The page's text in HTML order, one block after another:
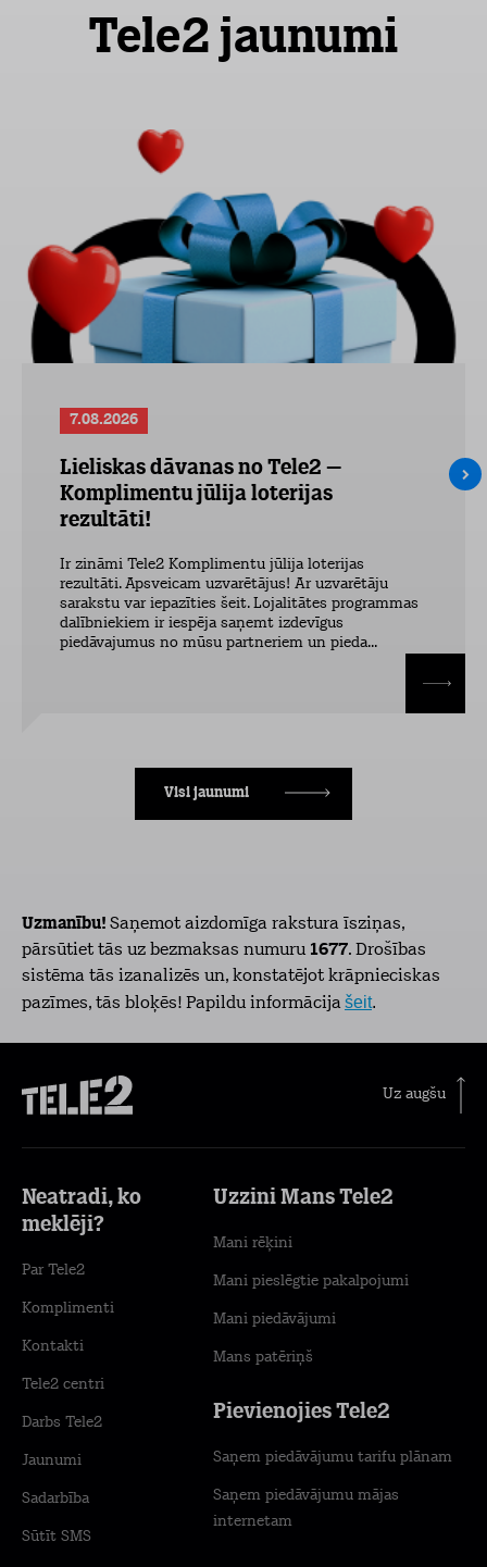
Tele2 jaunumi
7.08.2026
Lieliskas dāvanas no Tele2 –
Komplimentu jūlija loterijas
rezultāti!
Ir zināmi Tele2 Komplimentu jūlija loterijas
rezultāti. Apsveicam uzvarētājus! Ar uzvarētāju
sarakstu var iepazīties šeit. Lojalitātes programmas
dalībniekiem ir iespēja saņemt izdevīgus
piedāvajumus no mūsu partneriem un pieda...
Visi jaunumi
Uzmanību! Saņemot aizdomīga rakstura īsziņas,
pārsūtiet tās uz bezmaksas numuru 1677. Drošības
sistēma tās izanalizēs un, konstatējot krāpnieciskas
pazīmes, tās bloķēs! Papildu informācijašeit.
Uz augšu
Neatradi, ko
meklēji?
Par Tele2
Komplimenti
Kontakti
Tele2 centri
Darbs Tele2
Jaunumi
Sadarbība
Sūtīt SMS
Uzzini Mans Tele2
Mani rēķini
Mani pieslēgtie pakalpojumi
Mani piedāvājumi
Mans patēriņš
Pievienojies Tele2
Saņem piedāvājumu tarifu plānam
Saņem piedāvājumu mājas
internetam